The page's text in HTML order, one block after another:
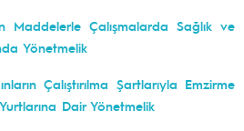
Maddelerle Çalışmalarda Sağlık ve
Yönetmelik
Çalıştırılma Şartlarıyla Emzirme
Dair Yönetmelik